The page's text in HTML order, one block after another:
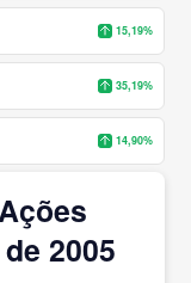
15,19%
35,19%
14,90%
2005